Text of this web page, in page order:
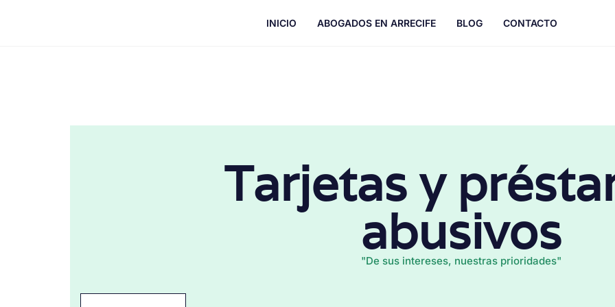
INICIO ABOGADOS EN ARRECIFE BLOG CONTACTO
Tarjetas y
abusivos
"De sus intereses, nuestras prioridades"